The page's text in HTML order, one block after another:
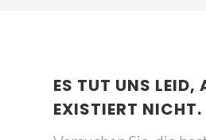
ES TUT UNS LEID,
EXISTIERT NICHT.